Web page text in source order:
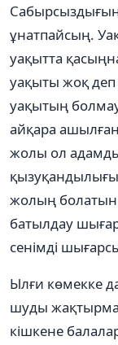
ұнатпайсың.
уақытта
уақыты жоқ деп
уақытың
айқара
жолы ол адамды
жолың
батылдау
сенімді
Ылғи көмекке
шуды
кішкене